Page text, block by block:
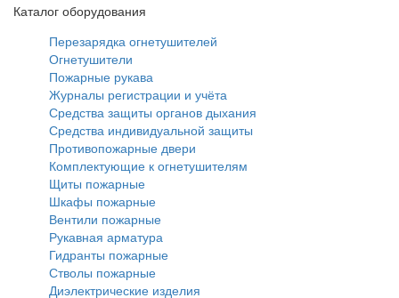
Каталог оборудования
Перезарядка огнетушителей
Огнетушители
Пожарные рукава
Журналы регистрации и учёта
Средства защиты органов дыхания
Средства индивидуальной защиты
Противопожарные двери
Комплектующие к огнетушителям
Щиты пожарные
Шкафы пожарные
Вентили пожарные
Рукавная арматура
Гидранты пожарные
Стволы пожарные
Диэлектрические изделия